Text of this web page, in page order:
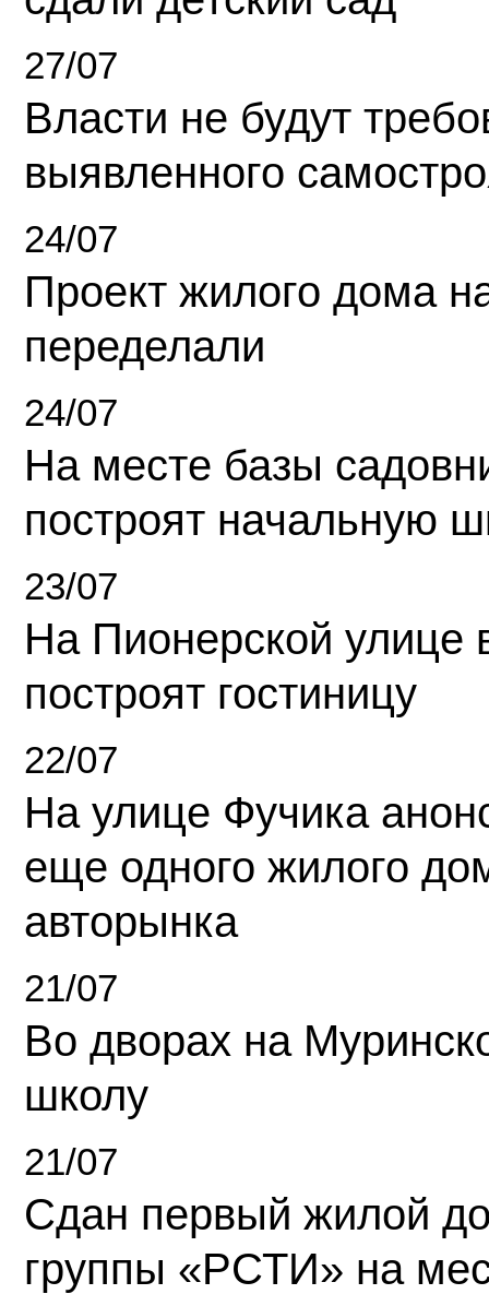
27/07
Власти не будут
выявленного
24/07
Проект жилого дома
переделали
24/07
На месте базы
построят начальную
23/07
На Пионерской улице
построят гостиницу
22/07
На улице Фучика
еще одного жилого
авторынка
21/07
Во дворах на
школу
21/07
Сдан первый жилой
группы «РСТИ» на